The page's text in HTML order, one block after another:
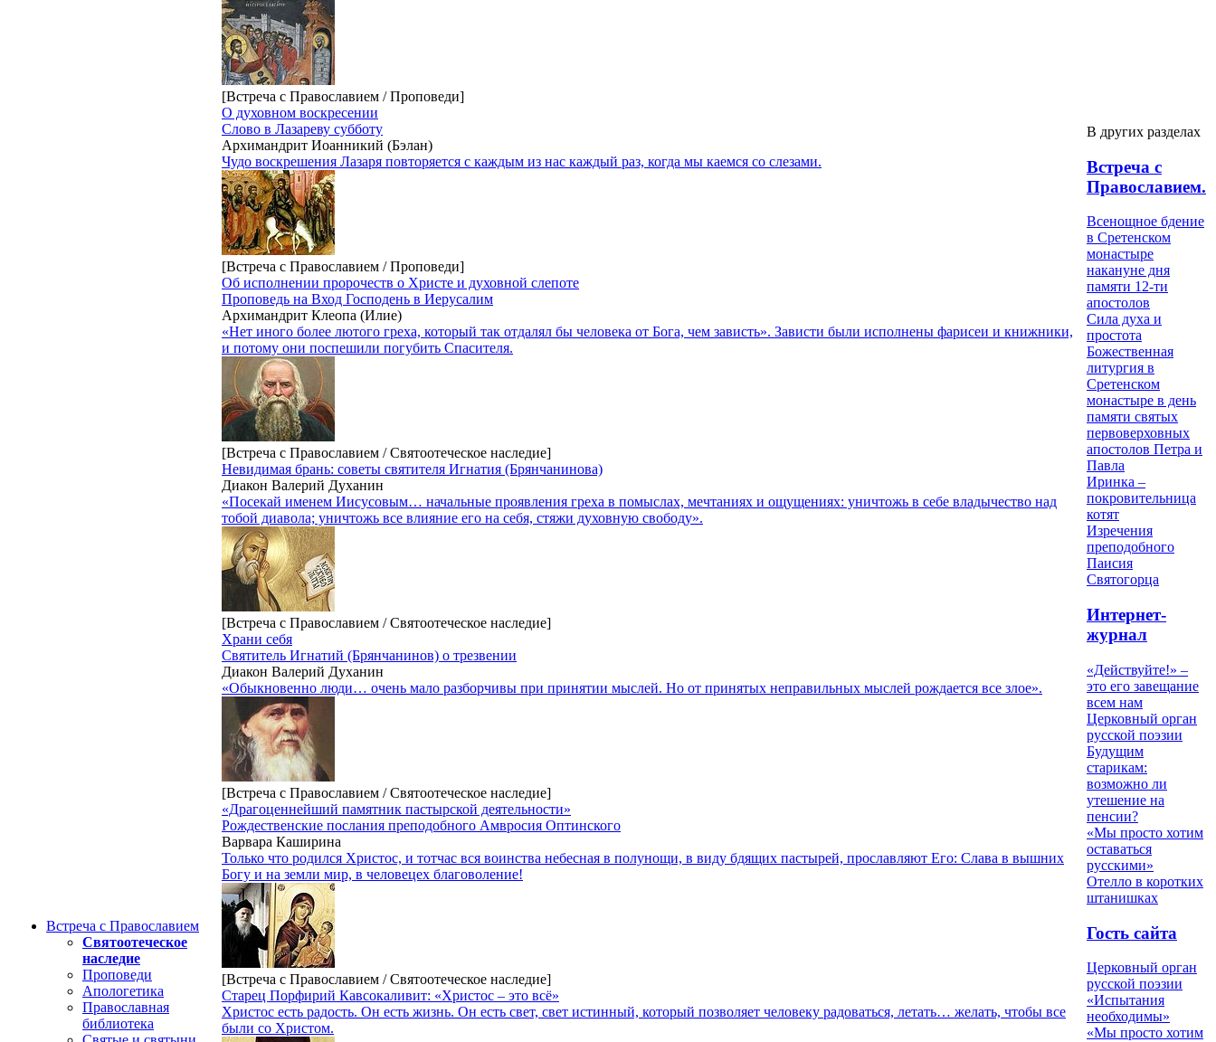
Встреча с Православием
Святоотеческое
наследие
Проповеди
Апологетика
Православная
библиотека
[Встреча с Православием / Проповеди]
О духовном воскресении
Слово в Лазареву субботу
Архимандрит Иоанникий (Бэлан)
Чудо воскрешения Лазаря повторяется с каждым из нас каждый раз, когда мы каемся со слезами.
[Встреча с Православием / Проповеди]
Об исполнении пророчеств о Христе и духовной слепоте
Проповедь на Вход Господень в Иерусалим
Архимандрит Клеопа (Илие)
«Нет иного более лютого греха, который так отдалял бы человека от Бога, чем зависть». Зависти были исполнены фарисеи и книжники,
и потому они поспешили погубить Спасителя.
[Встреча с Православием / Святоотеческое наследие]
Невидимая брань: советы святителя Игнатия (Брянчанинова)
Диакон Валерий Духанин
«Посекай именем Иисусовым… начальные проявления греха в помыслах, мечтаниях и ощущениях: уничтожь в себе владычество над
тобой диавола; уничтожь все влияние его на себя, стяжи духовную свободу».
[Встреча с Православием / Святоотеческое наследие]
Храни себя
Святитель Игнатий (Брянчанинов) о трезвении
Диакон Валерий Духанин
«Обыкновенно люди… очень мало разборчивы при принятии мыслей. Но от принятых неправильных мыслей рождается все злое».
[Встреча с Православием / Святоотеческое наследие]
«Драгоценнейший памятник пастырской деятельности»
Рождественские послания преподобного Амвросия Оптинского
Варвара Каширина
Только что родился Христос, и тотчас вся воинства небесная в полунощи, в виду бдящих пастырей, прославляют Его: Слава в вышних
Богу и на земли мир, в человецех благоволение!
[Встреча с Православием / Святоотеческое наследие]
Старец Порфирий Кавсокаливит: «Христос – это всё»
Христос есть радость. Он есть жизнь. Он есть свет, свет истинный, который позволяет человеку радоваться, летать… желать, чтобы все
были со Христом.
В других разделах
Встреча с
Православием.
Всенощное бдение
в Сретенском
монастыре
накануне дня
памяти 12-ти
апостолов
Сила духа и
простота
Божественная
литургия в
Сретенском
монастыре в день
памяти святых
первоверховных
апостолов Петра и
Павла
Иринка –
покровительница
котят
Изречения
преподобного
Паисия
Святогорца
Интернет-
журнал
«Действуйте!» –
это его завещание
всем нам
Церковный орган
русской поэзии
Будущим
старикам:
возможно ли
утешение на
пенсии?
«Мы просто хотим
оставаться
русскими»
Отелло в коротких
штанишках
Гость сайта
Церковный орган
русской поэзии
«Испытания
необходимы»
«Мы просто хотим